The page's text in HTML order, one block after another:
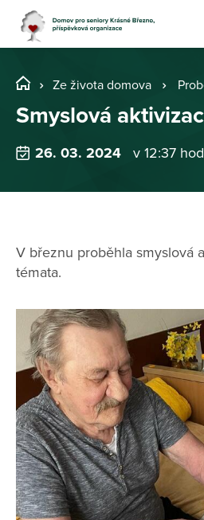
Ze života domova
Smyslová
26. 03. 2024 v 12:37
V březnu proběhla smyslová
témata.